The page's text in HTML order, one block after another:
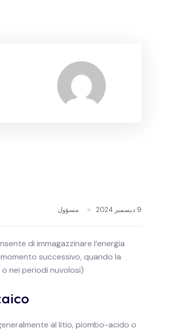
9 ديسمبر 2024 مسؤول
di immagazzinare l’energia
successivo, quando la
nei periodi nuvolosi).
al litio, piombo-acido o